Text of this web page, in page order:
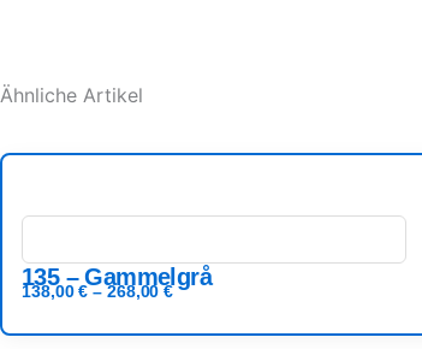
Ähnliche Artikel
135 – Gammelgrå
138,00€–268,00€